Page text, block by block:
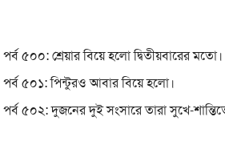
পর্ব ৫০০: শ্রেয়ার বিয়ে হলো দ্বিতীয়বারের মতো।
পর্ব ৫০১: পিন্টুরও আবার বিয়ে হলো।
পর্ব ৫০২: দুজনের দুই সংসারে তারা সুখে-